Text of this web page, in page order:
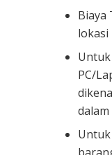
Biaya
lokasi
PC/